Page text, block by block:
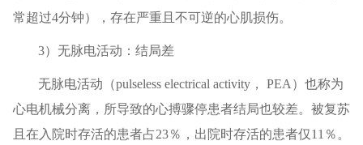
常超过4分钟），存在严重且不可逆的心肌损伤。
3）无脉电活动：结局差
无脉电活动（pulseless electrical activity， PEA）也称为
心电机械分离，所导致的心搏骤停患者结局也较差。被复苏
且在入院时存活的患者占23％，出院时存活的患者仅11％。